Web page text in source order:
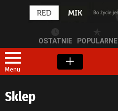
OSTATNIE POPULARNE
Menu
Sklep